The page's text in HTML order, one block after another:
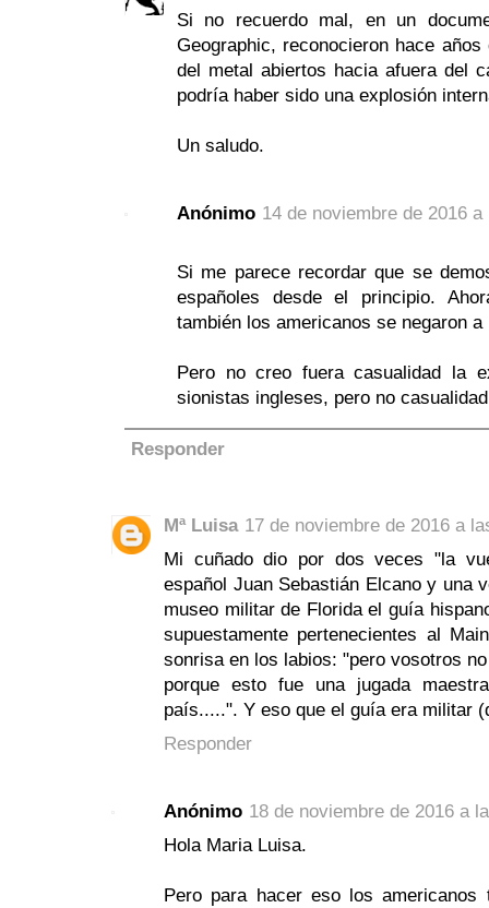
Si no recuerdo mal, en un
Geographic, reconocieron hace
del metal abiertos hacia afuera del
podría haber sido una explosión
Un saludo.
Anónimo 14 de noviembre de 2016 a
Si me parece recordar que se
españoles desde el principio.
también los americanos se negaron
Pero no creo fuera casualidad la
sionistas ingleses, pero no
Responder
Mª Luisa 17 de noviembre de 2016 a
Mi cuñado dio por dos veces "la
español Juan Sebastián Elcano y una
museo militar de Florida el guía
supuestamente pertenecientes al
sonrisa en los labios: "pero vosotros
porque esto fue una jugada
país.....". Y eso que el guía era militar
Responder
Anónimo 18 de noviembre de 2016 a
Hola Maria Luisa.
Pero para hacer eso los